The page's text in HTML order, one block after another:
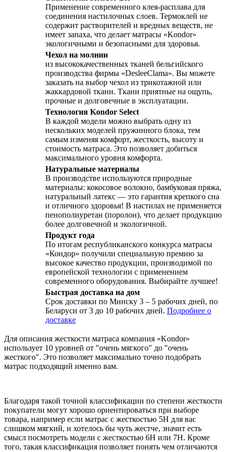
Применение современного клея-расплава для
соединения настилочных слоев. Термоклей не
содержит растворителей и вредных веществ, не
имеет запаха, что делает матрасы «Kondor»
экологичными и безопасными для здоровья.
Чехол на молнии
из высококачественных тканей бельгийского
производства фирмы «DesleeClama». Вы можете
заказать на выбор чехол из трикотажной или
жаккардовой ткани. Ткани приятные на ощупь,
прочные и долговечные в эксплуатации.
Технология Kondor Select
В каждой модели можно выбрать одну из
нескольких моделей пружинного блока, тем
самым изменяя комфорт, жесткость, высоту и
стоимость матраса. Это позволяет добиться
максимального уровня комфорта.
Натуральные материалы
В производстве используются природные
материалы: кокосовое волокно, бамбуковая пряжа,
натуральный латекс — это гарантия крепкого сна
и отличного здоровья! В настилах не применяется
пенополиуретан (поролон), что делает продукцию
более долговечной и экологичной.
Продукт года
По итогам республиканского конкурса матрасы
«Кондор» получили специальную премию за
высокое качество продукции, производимой по
европейской технологии с применением
современного оборудования. Выбирайте лучшее!
Быстрая доставка на дом
Срок доставки по Минску 3 – 5 рабочих дней, по
Беларуси от 3 до 10 рабочих дней. Подробнее о
доставке
Для описания жесткости матраса компания «Kondor»
использует 10 уровней от "очень мягкого" до "очень
жесткого". Это позволяет максимально точно подобрать
матрас подходящий именно вам.
Благодаря такой точной классификации по степени жесткости
покупатели могут хорошо ориентироваться при выборе
товара, например если матрас с жесткостью 5H для вас
слишком мягкий, и хотелось бы чуть жестче, значит есть
смысл посмотреть модели с жесткостью 6H или 7H. Кроме
того, такая классификация позволяет понять чем отличаются